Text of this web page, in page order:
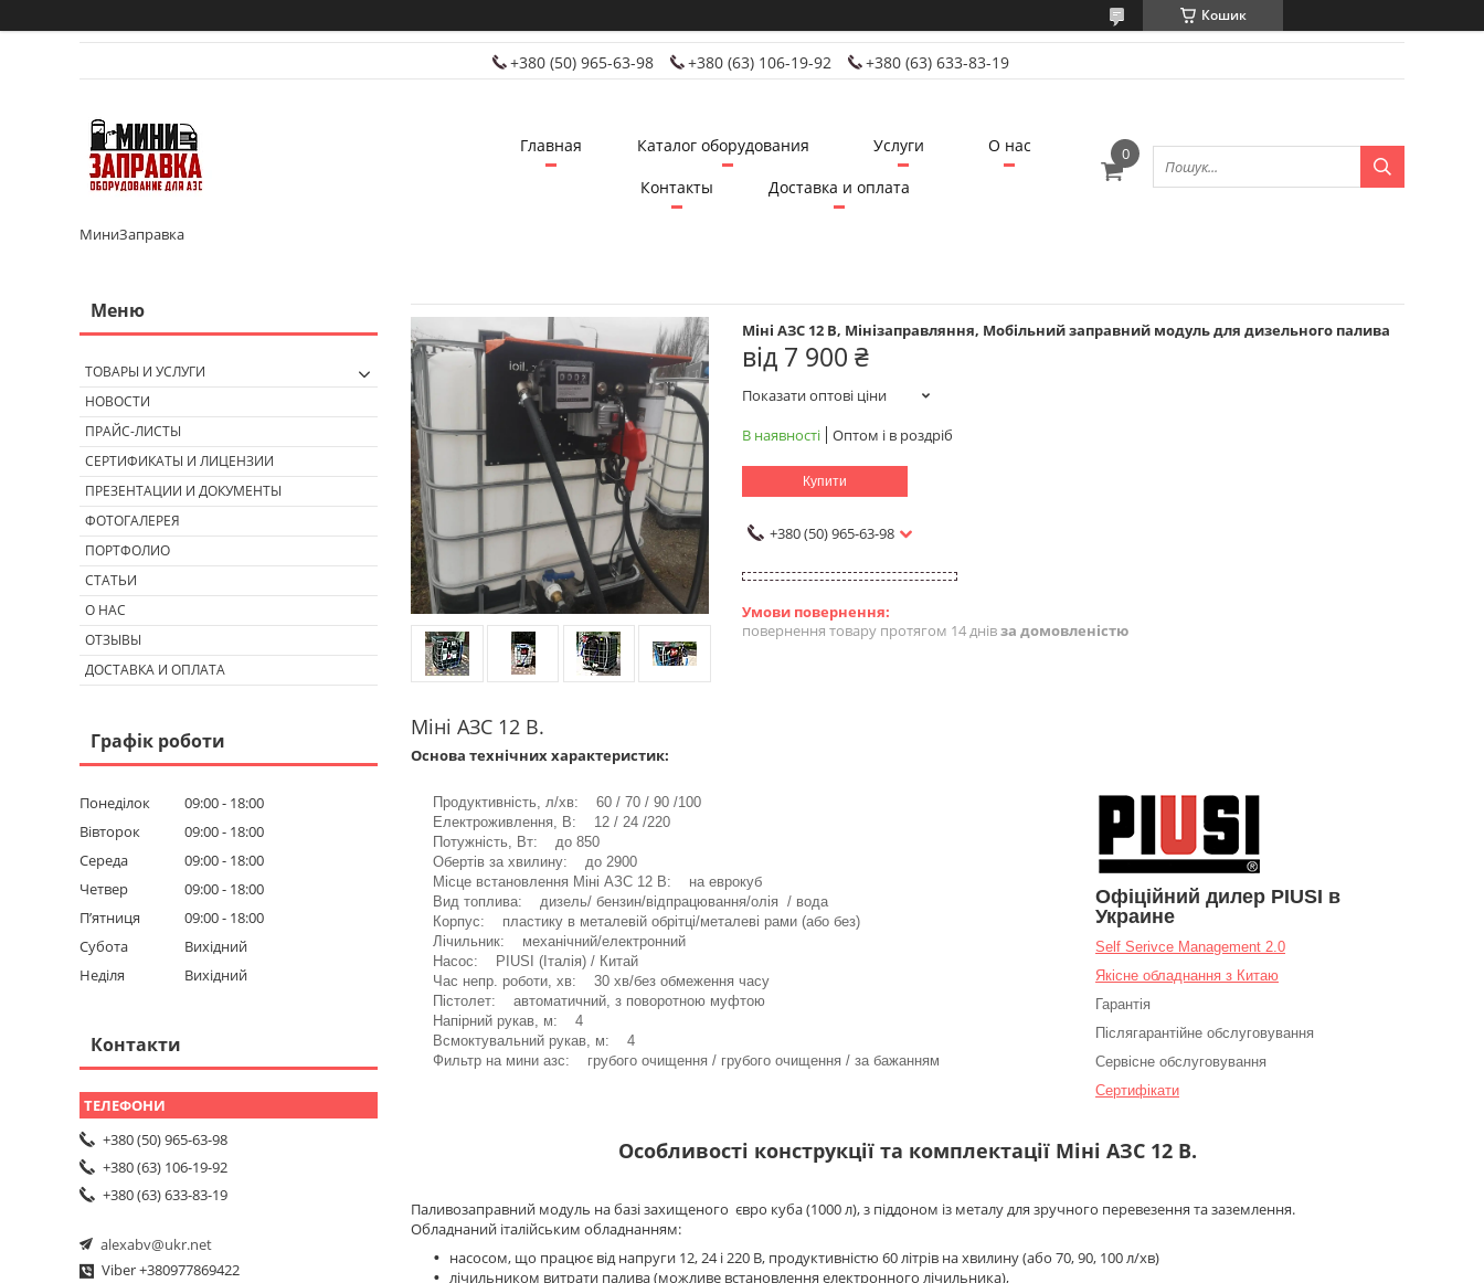
Кошик
+380 (50) 965-63-98 +380 (63) 106-19-92 +380 (63) 633-83-19
МиниЗаправка
Главная Каталог оборудования Услуги
О нас
Контакты
Доставка и оплата
Міні АЗС 12 В, Мінізаправляння, Мобільний заправний модуль для дизельного палива
від 7 900 ₴
Показати оптові ціни
В наявності
Оптом і в роздріб
Купити
+380 (50) 965-63-98
повернення товару протягом 14 днівза домовленістю
Міні АЗС 12 В.
Основа технічних характеристик:
Продуктивність, л/хв: 60 / 70 / 90 /100
Електроживлення, В: 12 / 24 /220
Потужність, Вт: до 850
Обертів за хвилину: до 2900
Місце встановлення Міні АЗС 12 В: на еврокуб
Вид топлива: дизель/ бензин/відпрацювання/олія / вода
Корпус: пластику в металевій обрітці/металеві рами (або без)
Лічильник: механічний/електронний
Насос: PIUSI (Італія) / Китай
Час непр. роботи, хв: 30 хв/без обмеження часу
Пістолет: автоматичний, з поворотною муфтою
Напірний рукав, м: 4
Всмоктувальний рукав, м: 4
Фильтр на мини азс: грубого очищення / грубого очищення / за бажанням
Офіційний дилер PIUSI в
Украине
Self Serivce Management 2.0
Якісне обладнання з Китаю
Гарантія
Післягарантійне обслуговування
Сервісне обслуговування
Сертифікати
Особливості конструкції та комплектації Міні АЗС 12 В.
Паливозаправний модуль на базі захищеного євро куба (1000 л), з піддоном із металу для зручного перевезення та заземлення.
Обладнаний італійським обладнанням:
насосом, що працює від напруги 12, 24 і 220 В, продуктивністю 60 літрів на хвилину (або 70, 90, 100 л/хв)
лічильником витрати палива (можливе встановлення електронного лічильника),
ТОВАРЫ И УСЛУГИ
НОВОСТИ
ПРАЙС-ЛИСТЫ
СЕРТИФИКАТЫ И ЛИЦЕНЗИИ
ПРЕЗЕНТАЦИИ И ДОКУМЕНТЫ
ФОТОГАЛЕРЕЯ
ПОРТФОЛИО
СТАТЬИ
О НАС
ОТЗЫВЫ
ДОСТАВКА И ОПЛАТА
Графік роботи
Понеділок 09:00
18:00
Вівторок
09:00
18:00
Середа
09:00
18:00
Четвер
09:00
18:00
Пʼятниця
09:00
18:00
Субота
Вихідний
Неділя
Вихідний
Контакти
+380 (50) 965-63-98
+380 (63) 106-19-92
+380 (63) 633-83-19
alexabv@ukr.net
Viber +380977869422